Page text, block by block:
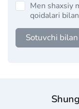
Men shaxsiy
qoidalari
Sotuvchi